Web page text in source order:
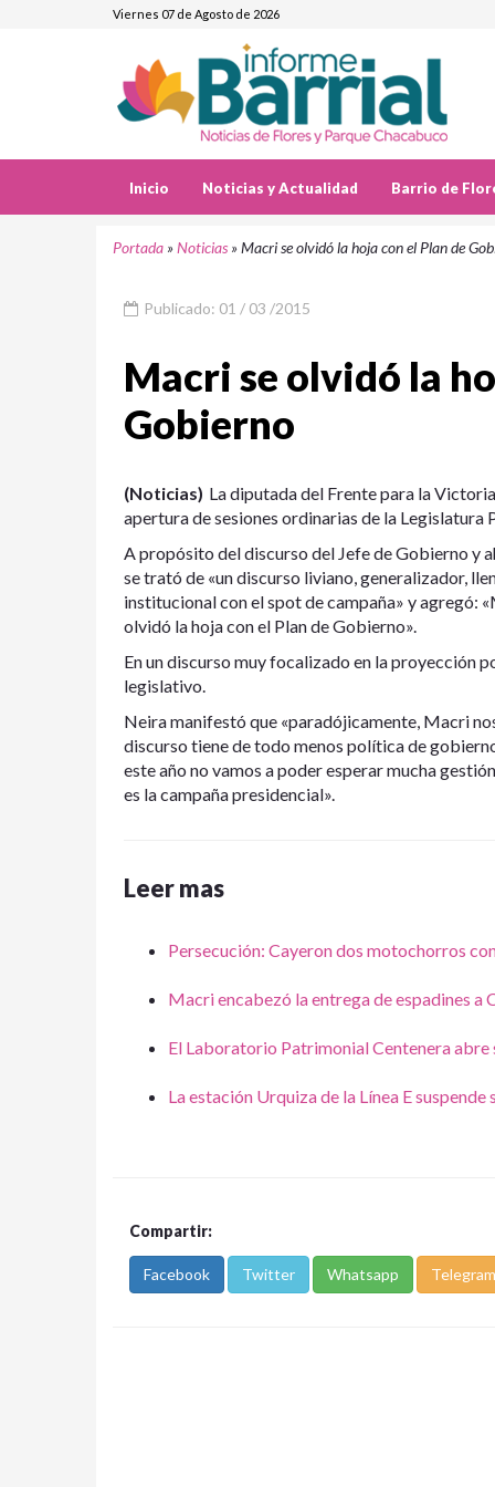
Viernes 07 de Agosto de 2026
Inicio Noticias y Actualidad Barrio de
Portada »Noticias »Macri se olvidó la hoja con el Plan de
Publicado: 01 / 03 /2015
Macri se olvidó la
Gobierno
(Noticias) La diputada del Frente para la
apertura de sesiones ordinarias de la
A propósito del discurso del Jefe de Gobierno y
se trató de «un discurso liviano, generalizador,
institucional con el spot de campaña» y agregó:
olvidó la hoja con el Plan de Gobierno».
En un discurso muy focalizado en la proyección
legislativo.
Neira manifestó que «paradójicamente, Macri
discurso tiene de todo menos política de
este año no vamos a poder esperar mucha
es la campaña presidencial».
Leer mas
Persecución: Cayeron dos motochorros
Macri encabezó la entrega de espadines a
El Laboratorio Patrimonial Centenera abre
La estación Urquiza de la Línea E
Compartir:
Facebook Twitter Whatsapp Telegram